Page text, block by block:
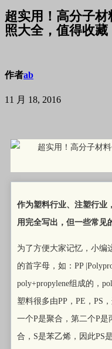
超实用！高分子
照大全，值得收藏
作者ab
11 月 18, 2016
作为塑料行业、注塑行业
用完全写出，但一些常见
为了方便大家记忆，小编
的首字母，如：PP
poly+propylene组成的，
塑料很多由PP，PE，PS
一个P是聚合，第二个P是
合，S是苯乙烯，因此PS